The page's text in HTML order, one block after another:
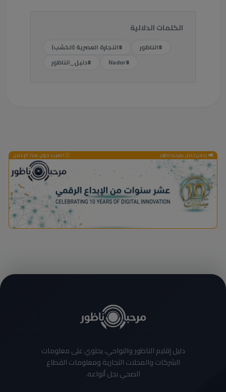
الكلمات الدلالية
#الناظور
#النجارة العصرية (الخشب)
#Nador
#دليل_الناظور
إعلان خاص بمرحباناظور المزيد حول هذا الإعلان
دليل إقليم الناظور والنواحي، يحتوي على معلومات
الشركات والمحلات التجارية ومعلومات القطاع
الصحي بجل أنواعه.